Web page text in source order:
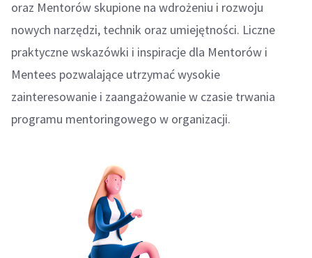
oraz Mentorów skupione na wdrożeniu i rozwoju
nowych narzędzi, technik oraz umiejętności. Liczne
praktyczne wskazówki i inspiracje dla Mentorów i
Mentees pozwalające utrzymać wysokie
zainteresowanie i zaangażowanie w czasie trwania
programu mentoringowego w organizacji.